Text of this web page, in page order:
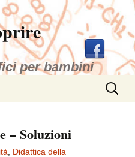
per bambini
Ricerca
per:
– Soluzioni
Didattica della